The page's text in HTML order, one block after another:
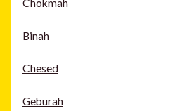
Chokmah
Binah
Chesed
Geburah